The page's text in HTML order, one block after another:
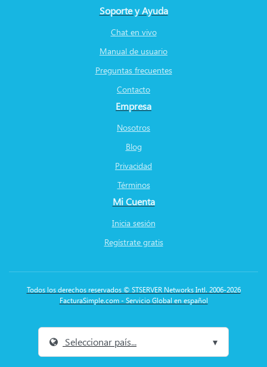
Soporte y Ayuda
Chat en vivo
Manual de usuario
Preguntas frecuentes
Contacto
Empresa
Nosotros
Blog
Privacidad
Términos
Mi Cuenta
Inicia sesión
Regístrate gratis
Todos los derechos reservados © STSERVER Networks Intl. 2006-2026
FacturaSimple.com - Servicio Global en español
Seleccionar país... ▾